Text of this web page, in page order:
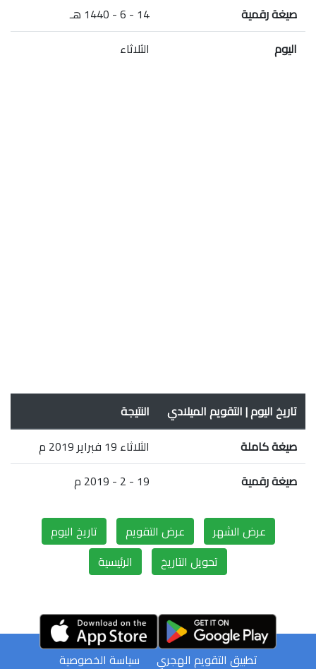
صيغة رقمية
14 - 6 - 1440 هـ
اليوم
الثلاثاء
تاريخ اليوم | التقويم الميلادي
النتيجة
صيغة كاملة
الثلاثاء 19 فبراير 2019 م
صيغة رقمية
19 - 2 - 2019 م
عرض الشهر عرض التقويم
تاريخ اليوم
تحويل التاريخ
الرئيسية
سياسة الخصوصية تطبيق التقويم الهجري